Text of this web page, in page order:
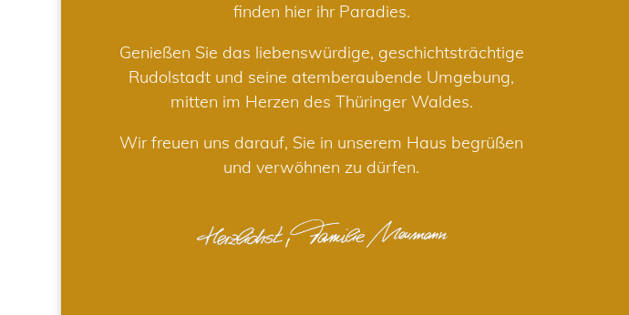
finden hier ihr Paradies.
Genießen Sie das liebenswürdige, geschichtsträchtige
Rudolstadt und seine atemberaubende Umgebung,
mitten im Herzen des Thüringer Waldes.
Wir freuen uns darauf, Sie in unserem Haus begrüßen
und verwöhnen zu dürfen.